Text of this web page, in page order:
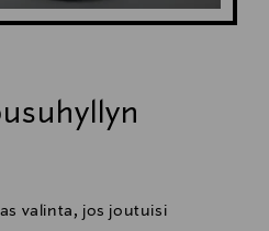
valinta, jos joutuisi